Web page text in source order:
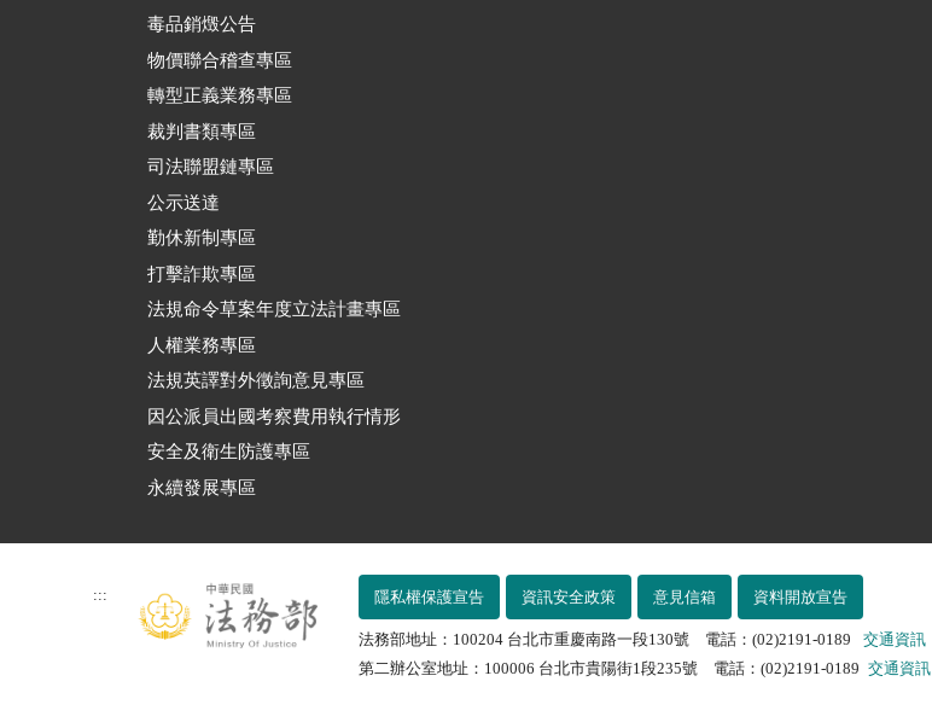
毒品銷燬公告
物價聯合稽查專區
轉型正義業務專區
裁判書類專區
司法聯盟鏈專區
公示送達
勤休新制專區
打擊詐欺專區
法規命令草案年度立法計畫專區
人權業務專區
法規英譯對外徵詢意見專區
因公派員出國考察費用執行情形
安全及衛生防護專區
永續發展專區
::: 隱私權保護宣告 資訊安全政策 意見信箱 資料開放宣告
法務部地址：100204 台北市重慶南路一段130號 電話：(02)2191-0189 交通資訊
第二辦公室地址：100006 台北市貴陽街1段235號 電話：(02)2191-0189 交通資訊